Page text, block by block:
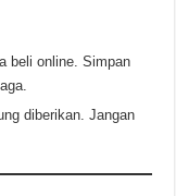
beli online. Simpan
diberikan. Jangan